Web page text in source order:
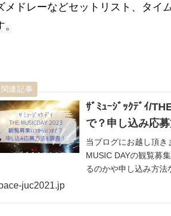
メドレーなどセットリスト、タイ
ｻﾞﾐｭｰｼﾞｯｸﾃﾞｲ/
で？申し込み応
当ブログにお越し頂
MUSIC DAYの観覧募
るのかや申し込み方
juc2021.jp